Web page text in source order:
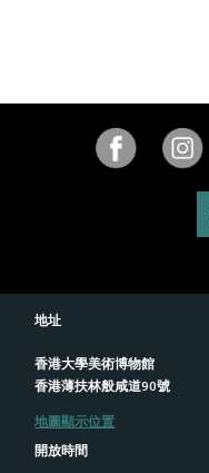
地址
香港大學美術博物館
香港薄扶林般咸道90號
地圖顯示位置
開放時間